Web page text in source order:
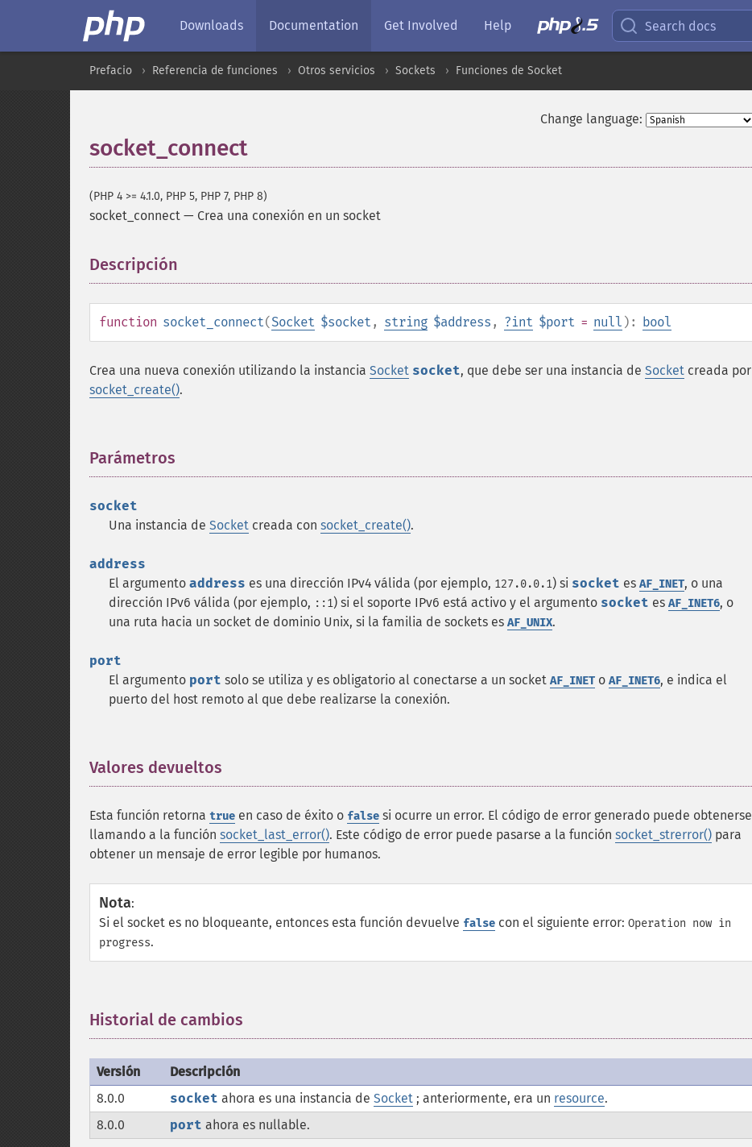
Downloads Documentation Get Involved Help Search docs
Prefacio Referencia de funciones Otros servicios Sockets Funciones de Socket
Change language:
socket_connect
(PHP 4 >= 4.1.0, PHP 5, PHP 7, PHP 8)
socket_connect — Crea una conexión en un socket
Descripción
function socket_connect(Socket $socket , string $address , ?int $port = null ): bool
Crea una nueva conexión utilizando la instancia Socket socket, que debe ser una instancia de Socket creada por
socket_create().
Parámetros
socket
Una instancia de Socket creada con socket_create().
address
El argumento address es una dirección IPv4 válida (por ejemplo, 127.0.0.1) si socket es AF_INET, o una
dirección IPv6 válida (por ejemplo, ::1) si el soporte IPv6 está activo y el argumento socket es AF_INET6, o
una ruta hacia un socket de dominio Unix, si la familia de sockets es AF_UNIX.
port
El argumento port solo se utiliza y es obligatorio al conectarse a un socket AF_INET o AF_INET6, e indica el
puerto del host remoto al que debe realizarse la conexión.
Valores devueltos
Esta función retorna true en caso de éxito o false si ocurre un error. El código de error generado puede obtenerse
llamando a la función socket_last_error(). Este código de error puede pasarse a la función socket_strerror() para
obtener un mensaje de error legible por humanos.
Nota:
Si el socket es no bloqueante, entonces esta función devuelve false con el siguiente error: Operation now in
progress.
Historial de cambios
Versión
Descripción
8.0.0
socket ahora es una instancia de Socket ; anteriormente, era un resource.
8.0.0
port ahora es nullable.